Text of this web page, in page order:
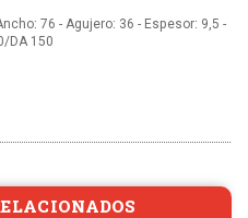
76 - Agujero: 36 - Espesor: 9,5 -
DA 150